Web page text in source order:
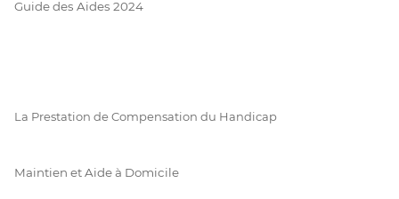
Guide des Aides 2024
La Prestation de Compensation du Handicap
Maintien et Aide à Domicile